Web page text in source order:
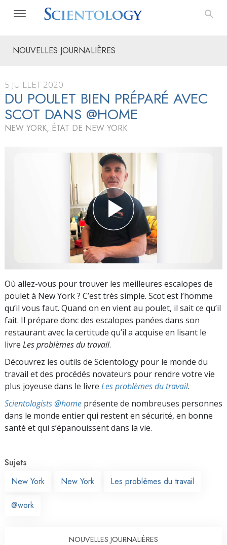
NOUVELLES JOURNALIÈRES
5 JUILLET 2020
DU POULET BIEN PRÉPARÉ AVEC
SCOT DANS @HOME
NEW YORK, ÉTAT DE NEW YORK
Où allez-vous pour trouver les meilleures escalopes de
poulet à New York ? C’est très simple. Scot est l’homme
qu’il vous faut. Quand on en vient au poulet, il sait ce qu’il
fait. Il prépare donc des escalopes panées dans son
restaurant avec la certitude qu’il a acquise en lisant le
livre Les problèmes du travail.
Découvrez les outils de Scientology pour le monde du
travail et des procédés novateurs pour rendre votre vie
plus joyeuse dans le livre Les problèmes du travail.
Scientologists @home présente de nombreuses personnes
dans le monde entier qui restent en sécurité, en bonne
santé et qui s’épanouissent dans la vie.
Sujets
New York
New York Les problèmes du travail
@work
NOUVELLES JOURNALIÈRES